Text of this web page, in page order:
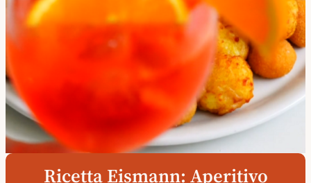
Ricetta Eismann: Aperitivo